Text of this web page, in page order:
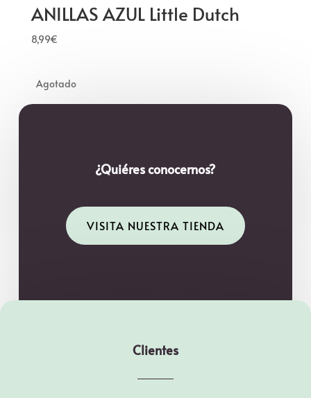
ANILLAS AZUL Little Dutch
8,99€
¿Quiéres conocernos?
VISITA NUESTRA TIENDA
Clientes